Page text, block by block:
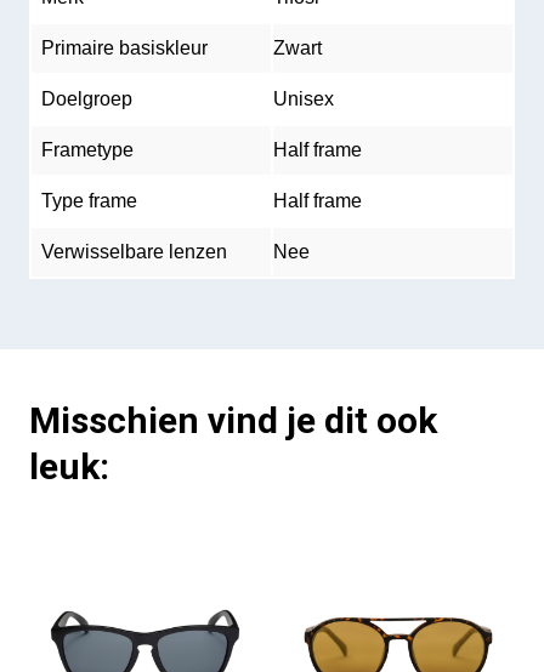
Primaire basiskleur Zwart
Doelgroep Unisex
Frametype Half frame
Type frame Half frame
Verwisselbare lenzen Nee
Misschien vind je dit ook
leuk: